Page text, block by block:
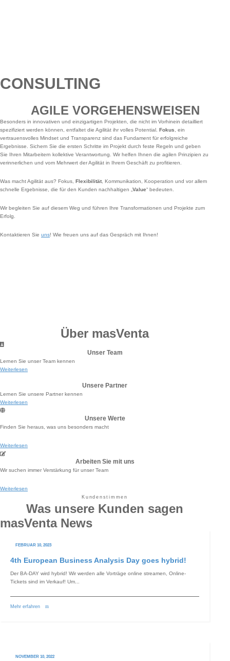
CONSULTING
AGILE VORGEHENSWEISEN
Besonders in innovativen und einzigartigen Projekten, die nicht im Vorhinein detailliert
spezifiziert werden können, entfaltet die Agilität ihr volles Potential. Fokus , ein
vertrauensvolles Mindset und Transparenz sind das Fundament für erfolgreiche
Ergebnisse. Sichern Sie die ersten Schritte im Projekt durch feste Regeln und geben
Sie Ihren Mitarbeitern kollektive Verantwortung. Wir helfen Ihnen die agilen Prinzipien zu
verinnerlichen und vom Mehrwert der Agilität in Ihrem Geschäft zu profitieren.
Was macht Agilität aus? Fokus, Flexibilität , Kommunikation, Kooperation und vor allem
schnelle Ergebnisse, die für den Kunden nachhaltigen „ Value“ bedeuten.
Wir begleiten Sie auf diesem Weg und führen Ihre Transformationen und Projekte zum
Erfolg.
Kontaktieren Sie uns! Wie freuen uns auf das Gespräch mit Ihnen!
Über masVenta
Unser Team
Lernen Sie unser Team kennen
Weiterlesen
Unsere Partner
Lernen Sie unsere Partner kennen
Weiterlesen
Unsere Werte
Finden Sie heraus, was uns besonders macht
Weiterlesen
Arbeiten Sie mit uns
Wir suchen immer Verstärkung für unser Team
Weiterlesen
Kundenstimmen
Was unsere Kunden sagen
masVenta News
FEBRUAR 10, 2023
4th European Business Analysis Day goes hybrid!
Der BA-DAY wird hybrid! Wir werden alle Vorträge online streamen, Online-
Tickets sind im Verkauf! Um...
Mehr erfahren
NOVEMBER 10, 2022